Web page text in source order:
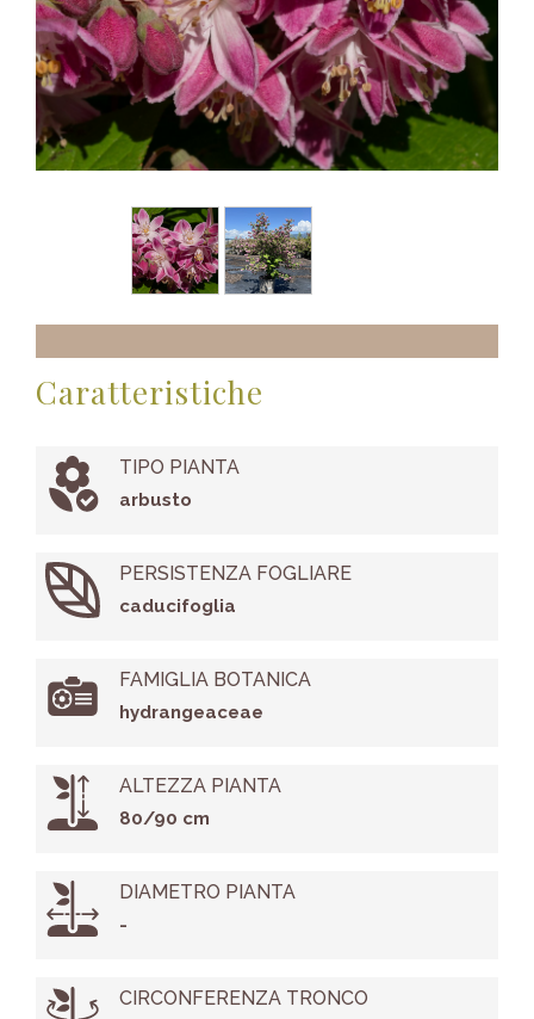
Caratteristiche
TIPO PIANTA
arbusto
PERSISTENZA FOGLIARE
caducifoglia
FAMIGLIA BOTANICA
hydrangeaceae
ALTEZZA PIANTA
80/90 cm
DIAMETRO PIANTA
-
CIRCONFERENZA TRONCO